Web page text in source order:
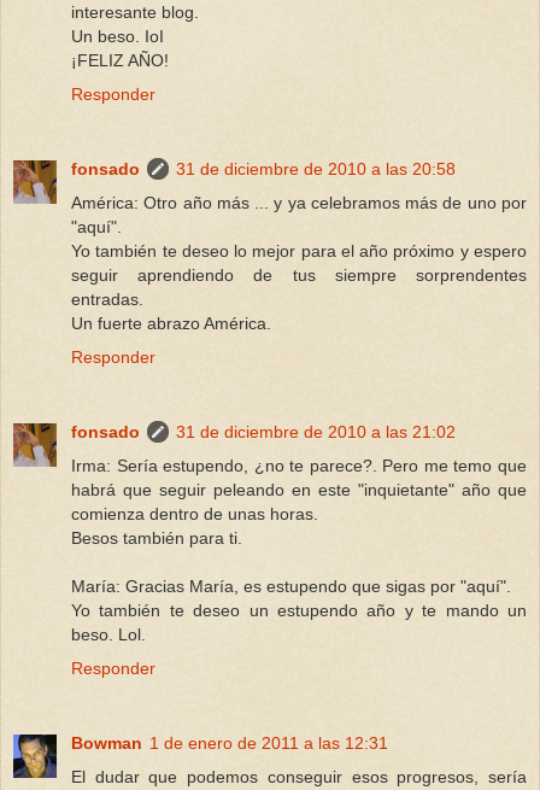
interesante blog.
Un beso. IoI
¡FELIZ AÑO!
Responder
fonsado
31 de diciembre de 2010 a las 20:58
América: Otro año más ... y ya celebramos más de uno por
"aquí".
Yo también te deseo lo mejor para el año próximo y espero
seguir aprendiendo de tus siempre sorprendentes
entradas.
Un fuerte abrazo América.
Responder
fonsado
31 de diciembre de 2010 a las 21:02
Irma: Sería estupendo, ¿no te parece?. Pero me temo que
habrá que seguir peleando en este "inquietante" año que
comienza dentro de unas horas.
Besos también para ti.
María: Gracias María, es estupendo que sigas por "aquí".
Yo también te deseo un estupendo año y te mando un
beso. Lol.
Responder
Bowman 1 de enero de 2011 a las 12:31
El dudar que podemos conseguir esos progresos, sería